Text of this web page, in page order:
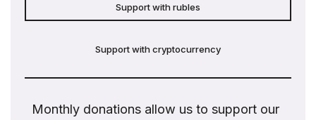
Support with rubles
Support with cryptocurrency
Monthly donations allow us to support our